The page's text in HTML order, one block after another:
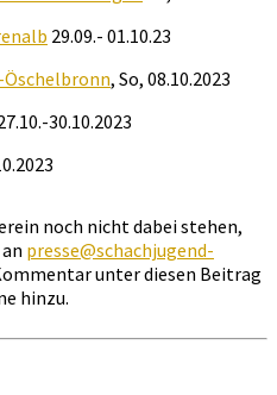
29.09.- 01.10.23
, So, 08.10.2023
30.10.2023
noch nicht dabei stehen,
presse@schachjugend-
unter diesen Beitrag
hinzu.